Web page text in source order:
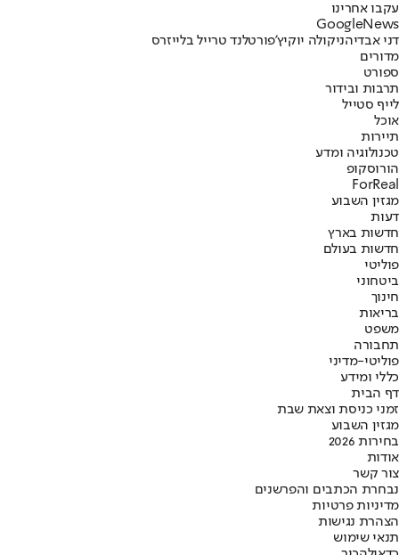
עקבו אחרינו
Googl eNews
דני אבדיהניקולה יוקיץ'פורטלנד טרייל בלייזרס
מדורים
ספורט
תרבות ובידור
לייף סטייל
אוכל
תיירות
טכנולוגיה ומדע
הורוסקופ
ForReal
מגזין השבוע
דעות
חדשות בארץ
חדשות בעולם
פוליטי
ביטחוני
חינוך
בריאות
משפט
תחבורה
פוליטי-מדיני
כללי ומידע
דף הבית
זמני כניסת וצאת שבת
מגזין השבוע
בחירות 2026
אודות
צור קשר
נבחרת הכתבים והפרשנים
מדיניות פרטיות
הצהרת נגישות
תנאי שימוש